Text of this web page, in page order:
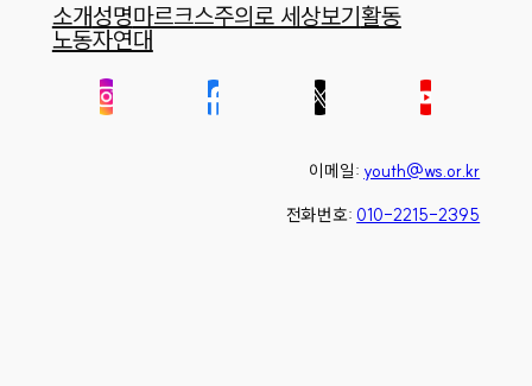
소개성명마르크스주의로 세상보기활동
노동자연대
이메일: youth@ws.or.kr
전화번호: 010-2215-2395